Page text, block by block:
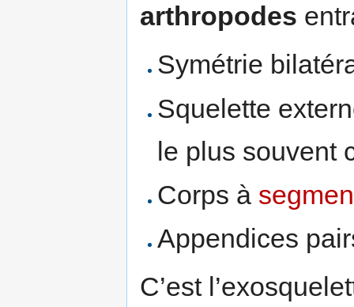
arthropodes
Symétrie
Squelette
le plus souvent
Corps à
Appendices
C’est